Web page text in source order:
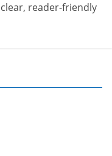
reader-friendly